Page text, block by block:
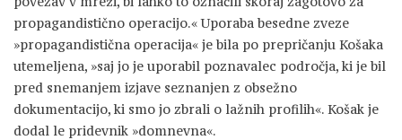
propagandistično operacijo.« Uporaba besedne zveze
»propagandistična operacija« je bila po prepričanju Košaka
utemeljena, »saj jo je uporabil poznavalec področja, ki je bil
pred snemanjem izjave seznanjen z obsežno
dokumentacijo, ki smo jo zbrali o lažnih profilih«. Košak je
dodal le pridevnik »domnevna«.